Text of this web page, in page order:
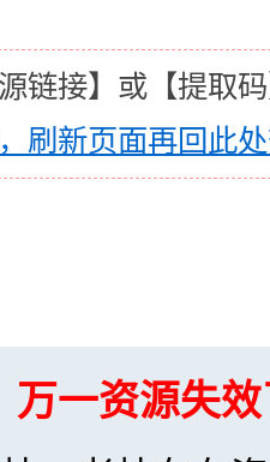
链接】或【提取
刷新页面再回此
万一资源失